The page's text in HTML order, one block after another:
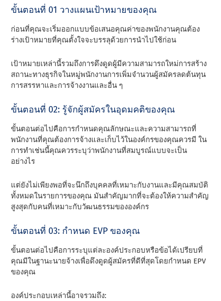
ขั้นตอนที่ 01 วางแผนเป้าหมายของคุณ
ก่อนที่คุณจะเริ่มออกแบบข้อเสนอคุณค่าของพนักงานคุณต้อง
ร่างเป้าหมายที่คุณตั้งใจจะบรรลุด้วยการนําไปใช้ก่อน
เป้าหมายเหล่านี้รวมถึงการดึงดูดผู้มีความสามารถใหม่การสร้าง
สถานะทางธุรกิจในหมู่พนักงานการเพิ่มจํานวนผู้สมัครลดต้นทุน
การสรรหาและการจ้างงานและอื่น ๆ
ขั้นตอนที่ 02: รู้จักผู้สมัครในอุดมคติของคุณ
ขั้นตอนต่อไปคือการกําหนดคุณลักษณะและความสามารถที่
พนักงานที่คุณต้องการจ้างและเก็บไว้ในองค์กรของคุณควรมี ใน
การทําเช่นนี้คุณควรระบุว่าพนักงานที่สมบูรณ์แบบจะเป็น
อย่างไร
แต่ยังไม่เพียงพอที่จะนึกถึงบุคคลที่เหมาะกับงานและมีคุณสมบัติ
ทั้งหมดในรายการของคุณ มันสําคัญมากที่จะต้องให้ความสําคัญ
สูงสุดกับคนที่เหมาะกับวัฒนธรรมขององค์กร
ขั้นตอนที่ 03: กําหนด EVP ของคุณ
ขั้นตอนต่อไปคือการระบุแต่ละองค์ประกอบหรือข้อได้เปรียบที่
คุณมีในฐานะนายจ้างเพื่อดึงดูดผู้สมัครที่ดีที่สุดโดยกําหนด EPV
ของคุณ
องค์ประกอบเหล่านี้อาจรวมถึง: